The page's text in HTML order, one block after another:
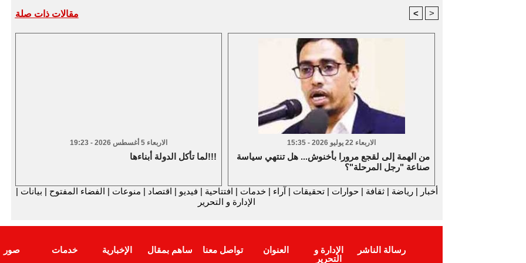
مقالات ذات صلة < >
الاربعاء 5 أغسطس 2026 - 19:23
لما تأكل الدولة أبناءها!!!
الاربعاء 22 يوليو 2026 - 15:35
من الهمة إلى لقجع مرورا بأخنوش... هل تنتهي سياسة
صناعة "رجل المرحلة"؟
أخبار |رياضة |ثقافة |حوارات |تحقيقات | آراء |خدمات | افتتاحية | فيديو | اقتصاد | منوعات | الفضاء المفتوح | بيانات |
الإدارة و التحرير
رسالة الناشر
الإدارة و
التحرير
العنوان تواصل معنا ساهم بمقال الإخبارية خدمات صور